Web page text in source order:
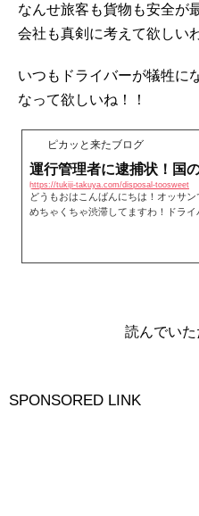
なんせ旅客も貨物も安全が
会社も真剣に考えて欲しい
いつもドライバーが犠牲に
なって欲しいね！！
ピカッと来たブログ
運行管理者に逮捕状！国
https://tukiji-takuya.com/disposal-toosweet
どうもおはこんばんにちは！オッサ
めちゃくちゃ渋滞してますわ！ドライ
読んでいた
SPONSORED LINK